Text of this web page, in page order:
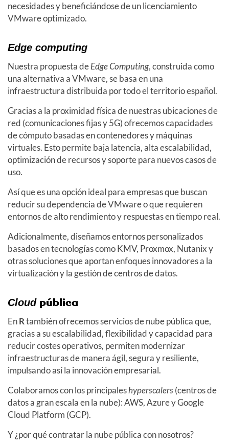
necesidades y beneficiándose de un licenciamiento
VMware optimizado.
Edge computing
Nuestra propuesta deEdge Computing, construida como
una alternativa a VMware, se basa en una
infraestructura distribuida por todo el territorio español.
Gracias a la proximidad física de nuestras ubicaciones de
red (comunicaciones fijas y 5G) ofrecemos capacidades
de cómputo basadas en contenedores y máquinas
virtuales. Esto permite baja latencia, alta escalabilidad,
optimización de recursos y soporte para nuevos casos de
uso.
Así que es una opción ideal para empresas que buscan
reducir su dependencia de VMware o que requieren
entornos de alto rendimiento y respuestas en tiempo real.
Adicionalmente, diseñamos entornos personalizados
basados en tecnologías como KMV, Proxmox, Nutanix y
otras soluciones que aportan enfoques innovadores a la
virtualización y la gestión de centros de datos.
Cloudpública
EnRtambién ofrecemos servicios de nube pública que,
gracias a su escalabilidad, flexibilidad y capacidad para
reducir costes operativos, permiten modernizar
infraestructuras de manera ágil, segura y resiliente,
impulsando así la innovación empresarial.
Colaboramos con los principaleshyperscalers(centros de
datos a gran escala en la nube): AWS, Azure y Google
Cloud Platform (GCP).
Y ¿por qué contratar la nube pública con nosotros?